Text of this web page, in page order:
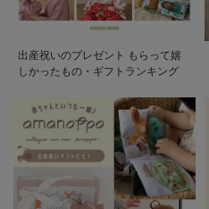
出産祝いのプレゼント もらって嬉
しかったもの・ギフトランキング